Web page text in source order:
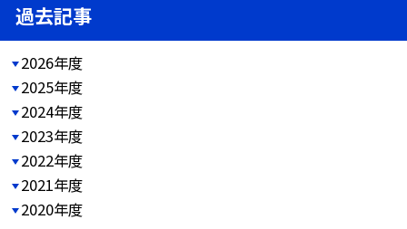
過去記事
2026年度
2025年度
2024年度
2023年度
2022年度
2021年度
2020年度